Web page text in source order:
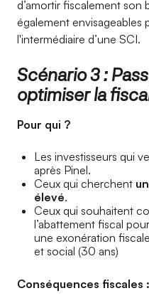
d’amortir fiscalement son
également envisageables
l'intermédiaire d’une SCI.
Scénario 3 :
optimiser la
Pour qui ?
Les investisseurs qui
après Pinel.
Ceux qui cherchent
élevé.
Ceux qui souhaitent
l’abattement fiscal
une exonération
et social (30 ans)
Conséquences fiscales :